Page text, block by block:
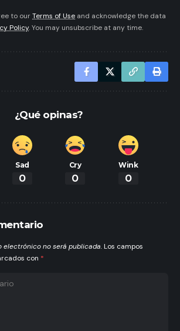
to ourTerms of Use and acknowledge the data
Policy. You may unsubscribe at any time.
¿Qué opinas?
Sad
0
Cry
0
Wink
0
electrónico no será publicada. Los campos
con *